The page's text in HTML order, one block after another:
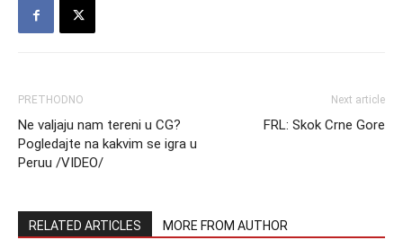
PRETHODNO
Ne valjaju nam tereni u CG?
Pogledajte na kakvim se igra u
Peruu /VIDEO/
Next article
FRL: Skok Crne Gore
RELATED ARTICLES MORE FROM AUTHOR